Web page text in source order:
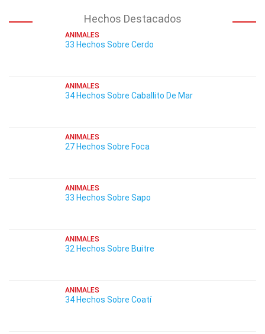
Hechos Destacados
ANIMALES
33 Hechos Sobre Cerdo
ANIMALES
34 Hechos Sobre Caballito De Mar
ANIMALES
27 Hechos Sobre Foca
ANIMALES
33 Hechos Sobre Sapo
ANIMALES
32 Hechos Sobre Buitre
ANIMALES
34 Hechos Sobre Coatí